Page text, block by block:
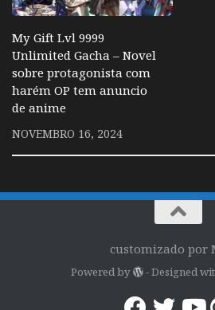
My Gift Lvl 9999
Unlimited Gacha – Novel
sobre protagonista com
harém OP tem anuncio
de anime
NOVEMBRO 16, 2024
customizado por
Powered by - Designed